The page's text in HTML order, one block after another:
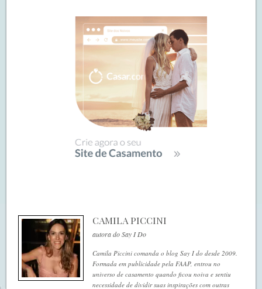
CAMILA PICCINI
autora do Say I Do
Camila Piccini comanda o blog Say I do desde 2009.
Formada em publicidade pela FAAP, entrou no
universo de casamento quando ficou noiva e sentiu
necessidade de dividir suas inspirações com outras